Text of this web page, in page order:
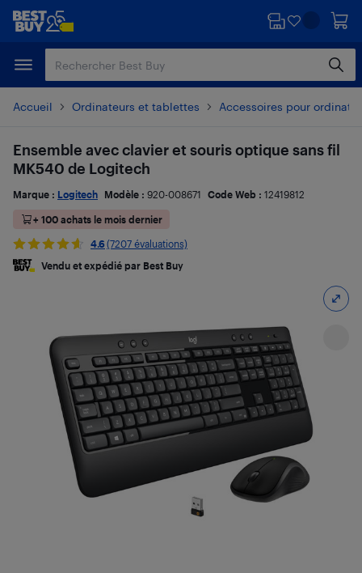
Passer
principal
Passer
Accueil Ordinateurs et tablettes Accessoires pour
Ensemble avec clavier et souris optique sans fil
MK540 de Logitech
Marque : Logitech Modèle : 920-008671 Code Web : 12419812
+ 100 achats le mois dernier
4.6 (7207 évaluations)
Vendu et expédié par Best Buy